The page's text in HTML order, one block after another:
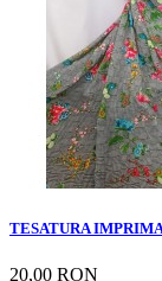
TESATURA
20,00 RON